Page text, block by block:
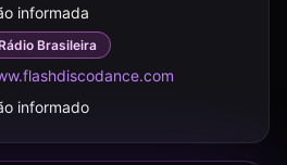
informada
Brasileira
informado